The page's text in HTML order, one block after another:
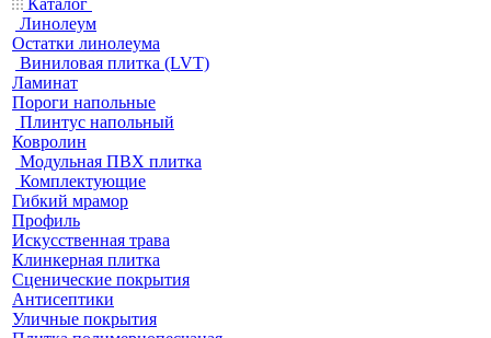
Линолеум
Остатки линолеума
Виниловая плитка (LVT)
Ламинат
Пороги напольные
Плинтус напольный
Ковролин
Модульная ПВХ плитка
Комплектующие
Гибкий мрамор
Профиль
Искусственная трава
Клинкерная плитка
Сценические покрытия
Антисептики
Уличные покрытия